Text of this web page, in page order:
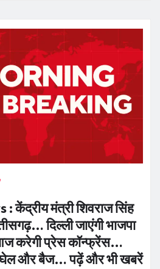
केंद्रीय मंत्री शिवराज सिंह
दिल्ली जाएंगी भाजपा
करेगी प्रेस कॉन्फ्रेंस…
बघेल और बैज… पढ़ें और भी खबरें